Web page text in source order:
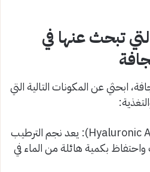
تبحث عنها في
ابحثي عن المكونات التالية التي
– حمض الهيالورونيك (Hyaluronic Acid): يعد نجم الترطيب
بكمية هائلة من الماء في